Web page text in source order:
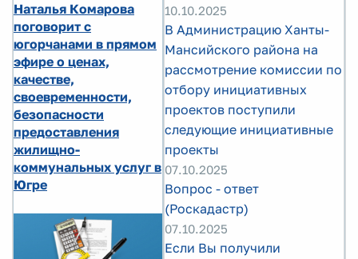
Наталья Комарова
поговорит с
югорчанами в прямом
эфире о ценах,
качестве,
своевременности,
безопасности
предоставления
жилищно-
коммунальных услуг в
Югре
10.10.2025
В Администрацию Ханты-
Мансийского района на
рассмотрение комиссии по
отбору инициативных
проектов поступили
следующие инициативные
проекты
07.10.2025
Вопрос - ответ
(Роскадастр)
07.10.2025
Если Вы получили